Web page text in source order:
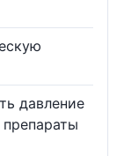
давление